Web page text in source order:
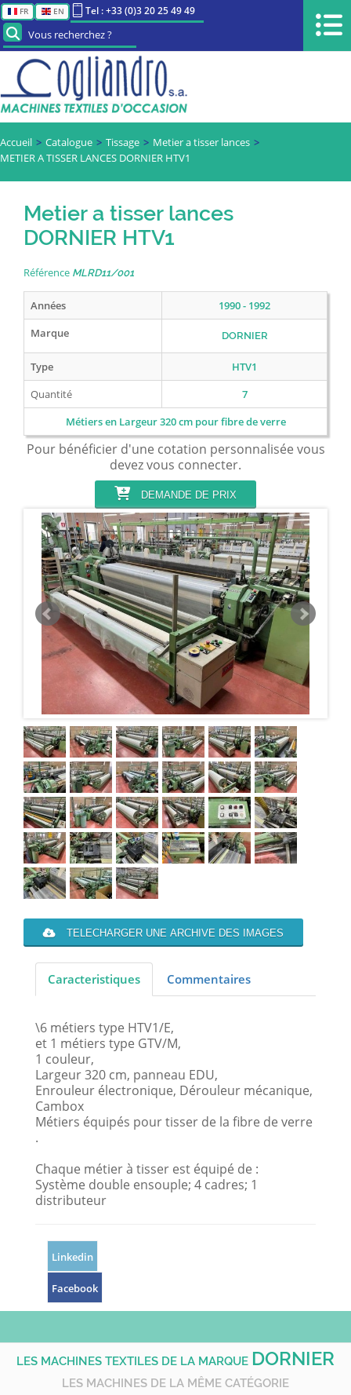
FR EN Tel : +33 (0)3 20 25 49 49
Vous recherchez ?
Accueil Catalogue Tissage
Metier a tisser lances
METIER A TISSER LANCES DORNIER HTV1
Metier a tisser lances
DORNIER HTV1
Référence MLRD11/001
Années
1990 - 1992
Marque
DORNIER
Type
HTV1
Quantité
7
Métiers en Largeur 320 cm pour fibre de verre
Pour bénéficier d'une cotation personnalisée vous
devez vous connecter.
DEMANDE DE PRIX
TELECHARGER UNE ARCHIVE DES IMAGES
Caracteristiques Commentaires
\6 métiers type HTV1/E,
et 1 métiers type GTV/M,
1 couleur,
Largeur 320 cm, panneau EDU,
Enrouleur électronique, Dérouleur mécanique,
Cambox
Métiers équipés pour tisser de la fibre de verre
.
Chaque métier à tisser est équipé de :
Système double ensouple; 4 cadres; 1
distributeur
Linkedin
Facebook
LES MACHINES TEXTILES DE LA MARQUE DORNIER
LES MACHINES DE LA MÊME CATÉGORIE